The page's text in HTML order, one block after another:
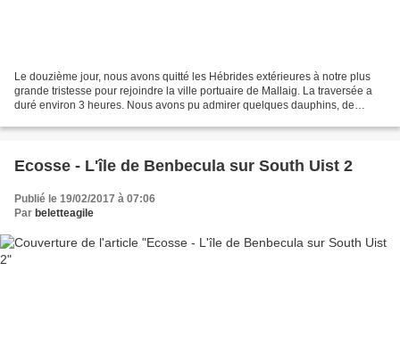
Le douzième jour, nous avons quitté les Hébrides extérieures à notre plus
grande tristesse pour rejoindre la ville portuaire de Mallaig. La traversée a
duré environ 3 heures. Nous avons pu admirer quelques dauphins, de
Ecosse - L'île de Benbecula sur South Uist 2
Publié le 19/02/2017 à 07:06
Par beletteagile